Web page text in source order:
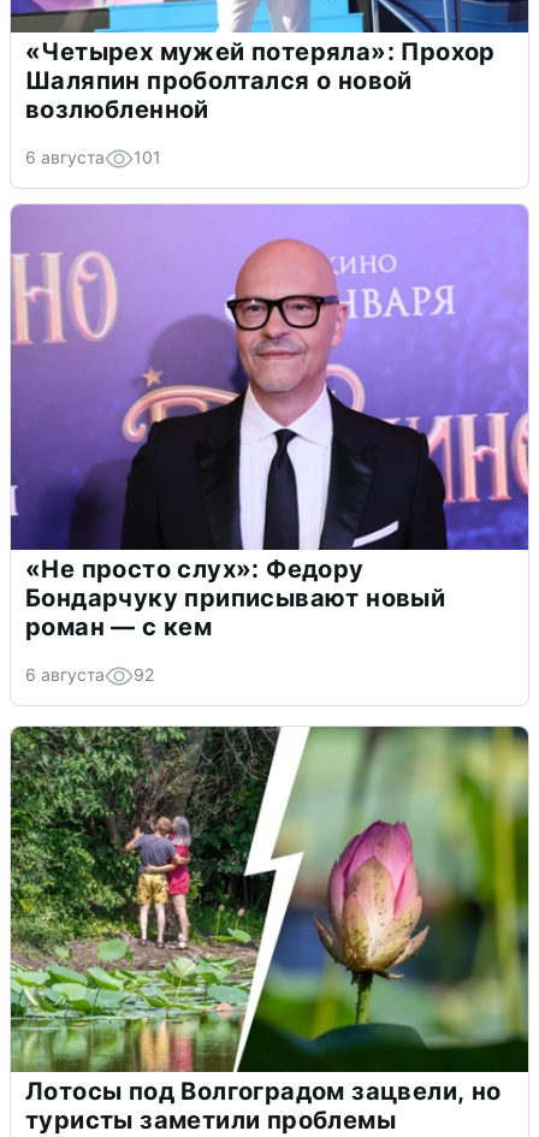
«Четырех мужей потеряла»: Прохор
Шаляпин проболтался о новой
возлюбленной
6 августа 101
«Не просто слух»: Федору
Бондарчуку приписывают новый
роман — с кем
6 августа 92
Лотосы под Волгоградом зацвели, но
туристы заметили проблемы